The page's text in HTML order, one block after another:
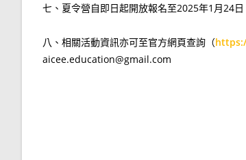
七、夏令營自即日起開放報名至2025年1月24日
八、相關活動資訊亦可至官方網頁查詢（
aicee.education@gmail.com